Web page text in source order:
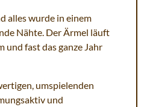
alles wurde in einem
Nähte. Der Ärmel läuft
und fast das ganze Jahr
umspielenden
und